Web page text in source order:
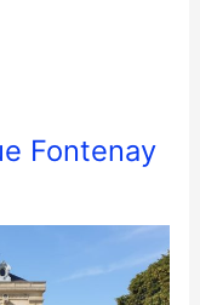
Fontenay